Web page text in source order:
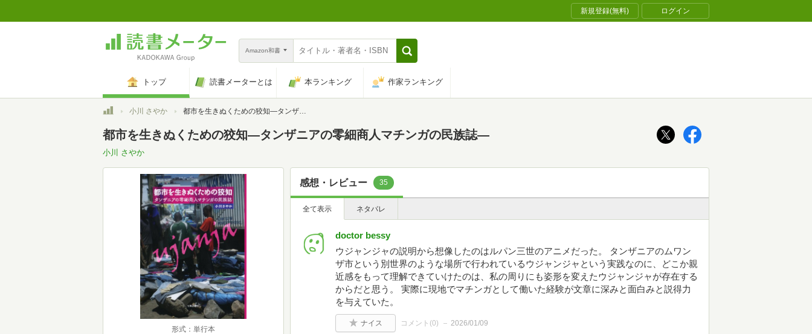
新規登録(無料) ログイン
Amazon和書
トップ 読書メーターとは 本ランキング 作家ランキング
トップ小川 さやか 都市を生きぬくための狡知―タンザニアの零細商人マチンガの民族誌―
都市を生きぬくための狡知―タンザニアの零細商人マチンガの民族誌―
小川 さやか
形式：単行本
感想・レビュー 35
全て表示 ネタバレ
doctor bessy
ウジャンジャの説明から想像したのはルパン三世のアニメだった。 タンザニアのムワン
ザ市という別世界のような場所で行われているウジャンジャという実践なのに、どこか親
近感をもって理解できていけたのは、私の周りにも姿形を変えたウジャンジャが存在する
からだと思う。 実際に現地でマチンガとして働いた経験が文章に深みと面白みと説得力
を与えていた。
ナイス コメント(0) 2026/01/09